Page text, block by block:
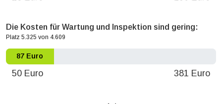
Die Kosten für Wartung und Inspektion sind gering:
Platz 5.325 von 4.609
87 Euro
50 Euro 381 Euro